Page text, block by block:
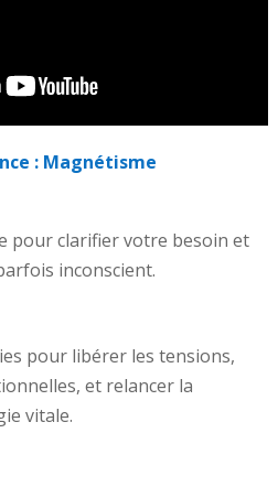
: Magnétisme
pour clarifier votre besoin et
inconscient.
pour libérer les tensions,
et relancer la
vitale.